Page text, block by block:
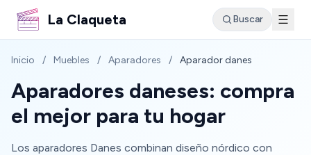
La Claqueta Buscar
Inicio / Muebles / Aparadores / Aparador danes
Aparadores daneses: compra
el mejor para tu hogar
Los aparadores Danes combinan diseño nórdico con